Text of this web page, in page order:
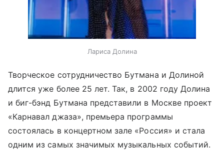
Лариса Долина
Творческое сотрудничество Бутмана и Долиной
длится уже более 25 лет. Так, в 2002 году Долина
и биг-бэнд Бутмана представили в Москве проект
«Карнавал джаза», премьера программы
состоялась в концертном зале «Россия» и стала
одним из самых значимых музыкальных событий.